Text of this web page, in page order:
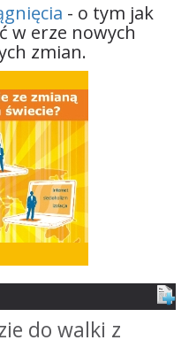
- o tym jak
w erze nowych
zmian.
do walki z